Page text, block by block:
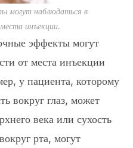
могут наблюдаться в
инъекции.
эффекты могут
от места инъекции
у пациента, которому
вокруг глаз, может
века или сухость
рта, могут